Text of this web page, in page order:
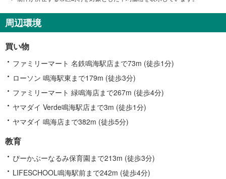
周辺環境
買い物
ファミリーマート 名鉄鳴海駅店まで73m (徒歩1分)
ローソン 鳴海駅東まで179m (徒歩3分)
ファミリーマート 緑鳴海店まで267m (徒歩4分)
ヤマダイ Verde鳴海駅店まで3m (徒歩1分)
ヤマダイ 鳴海店まで382m (徒歩5分)
教育
ぴーかぶーなるみ保育園まで213m (徒歩3分)
LIFESCHOOL鳴海駅前まで242m (徒歩4分)